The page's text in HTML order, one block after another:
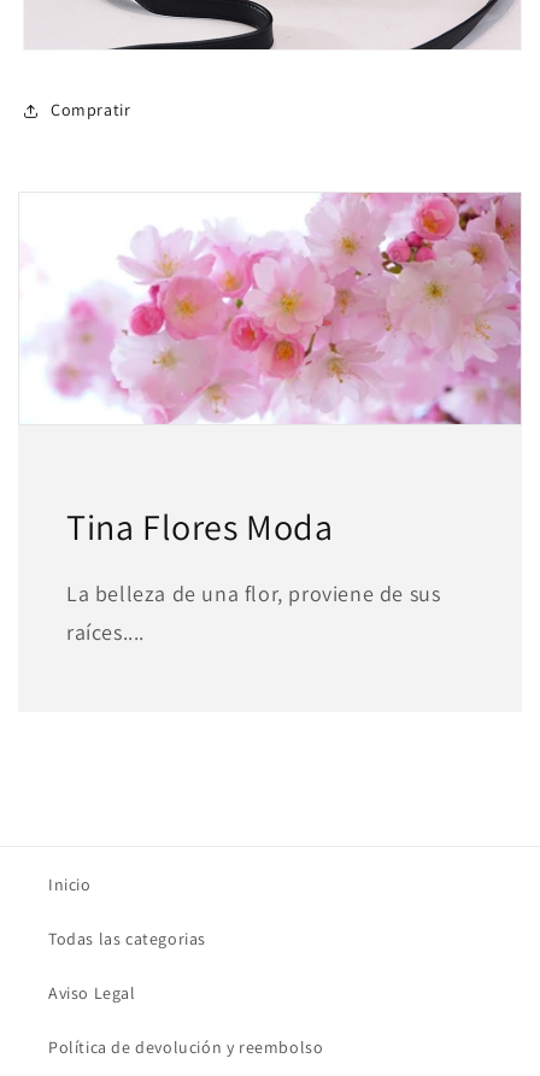
Compratir
Tina Flores Moda
La belleza de una flor, proviene de sus
raíces....
Inicio
Todas las categorias
Aviso Legal
Política de devolución y reembolso